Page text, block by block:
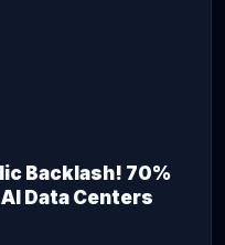
Backlash! 70%
Data Centers